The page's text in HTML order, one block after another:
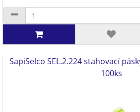
SapiSelco SEL.2.224 stahovací
100ks